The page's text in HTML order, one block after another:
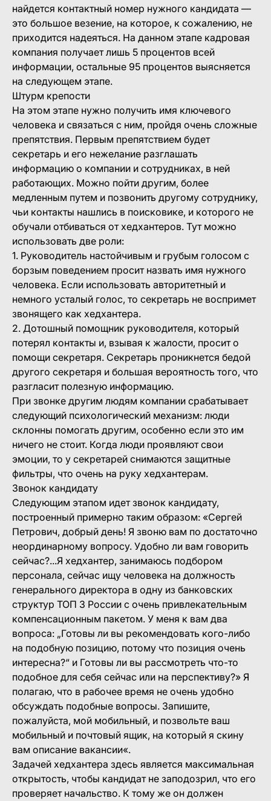
найдется контактный номер нужного кандидата —
это большое везение, на которое, к сожалению, не
приходится надеяться. На данном этапе кадровая
компания получает лишь 5 процентов всей
информации, остальные 95 процентов выясняется
на следующем этапе.
Штурм крепости
На этом этапе нужно получить имя ключевого
человека и связаться с ним, пройдя очень сложные
препятствия. Первым препятствием будет
секретарь и его нежелание разглашать
информацию о компании и сотрудниках, в ней
работающих. Можно пойти другим, более
медленным путем и позвонить другому сотруднику,
чьи контакты нашлись в поисковике, и которого не
обучали отбиваться от хедхантеров. Тут можно
использовать две роли:
1. Руководитель настойчивым и грубым голосом с
борзым поведением просит назвать имя нужного
человека. Если использовать авторитетный и
немного усталый голос, то секретарь не воспримет
звонящего как хедхантера.
2. Дотошный помощник руководителя, который
потерял контакты и, взывая к жалости, просит о
помощи секретаря. Секретарь проникнется бедой
другого секретаря и большая вероятность того, что
разгласит полезную информацию.
При звонке другим людям компании срабатывает
следующий психологический механизм: люди
склонны помогать другим, особенно если это им
ничего не стоит. Когда люди проявляют свои
эмоции, то у секретарей снимаются защитные
фильтры, что очень на руку хедхантерам.
Звонок кандидату
Следующим этапом идет звонок кандидату,
построенный примерно таким образом: «Сергей
Петрович, добрый день! Я звоню вам по достаточно
неординарному вопросу. Удобно ли вам говорить
сейчас?...Я хедхантер, занимаюсь подбором
персонала, сейчас ищу человека на должность
генерального директора в одну из банковских
структур ТОП 3 России с очень привлекательным
компенсационным пакетом. У меня к вам два
вопроса: „Готовы ли вы рекомендовать кого-либо
на подобную позицию, потому что позиция очень
интересна?“ и Готовы ли вы рассмотреть что-то
подобное для себя сейчас или на перспективу?» Я
полагаю, что в рабочее время не очень удобно
обсуждать подобные вопросы. Запишите,
пожалуйста, мой мобильный, и позвольте ваш
мобильный и почтовый ящик, на который я скину
вам описание вакансии«.
Задачей хедхантера здесь является максимальная
открытость, чтобы кандидат не заподозрил, что его
проверяет начальство. К тому же он должен